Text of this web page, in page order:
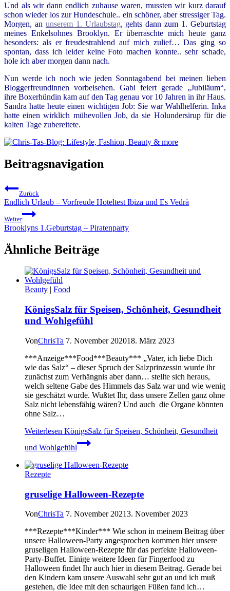
Und als wir dann endlich zuhause waren, mussten wir kurz darauf
schon wieder los zur Hundeschule.. ein schöner, aber stressiger Tag.
Morgen, an unserem 1. Urlaubstag, gehts dann zum 1. Geburtstag
meines Enkelsohnes Brooklyn. Er überraschte mich heute ganz
besonders: als er freudestrahlend auf mich zulief… Das ging so
spontan, dass ich leider keine Foto machen konnte.. sehr schade,
hole ich aber morgen dann nach.
Nun werde ich noch wie jeden Sonntagabend bei meinen lieben
Bloggerfreundinnen vorbeisehen. Gabi feiert gerade „Jubiläum“,
ihre Boxerhündin kam auf den Tag genau vor 10 Jahren in ihr Haus.
Sandra hatte heute einen wichtigen Job: Sie war Wahlhelferin. Inka
hatte einen wirklich mühevollen Job, da sie Holundersirup für die
kalten Tage zubereitete.
Beitragsnavigation
Zurück
Endlich Urlaub – Vorfreude Hoteltest Ibiza und Es Vedrà
Weiter
Brooklyns 1.Geburtstag – Piratenparty
Ähnliche Beiträge
Beauty | Food
KönigsSalz für Speisen, Schönheit, Gesundheit
und Wohlgefühl
VonChrisTa 7. November 202018. März 2023
***Anzeige***Food***Beauty*** „Vater, ich liebe Dich
wie das Salz“ – dieser Spruch der Salzprinzessin wurde ihr
zunächst zum Verhängnis aber dann… stellte sich heraus,
welch seltene Gabe des Himmels das Salz war und wie wenig
sie geschätzt wurde. Wußtet Ihr, dass unsere Zellen ganz ohne
Salz nicht lebensfähig wären? Und auch die Organe könnten
ohne Salz…
Weiterlesen KönigsSalz für Speisen, Schönheit, Gesundheit
und Wohlgefühl
Rezepte
gruselige Halloween-Rezepte
VonChrisTa 7. November 20213. November 2023
***Rezepte***Kinder*** Wie schon in meinem Beitrag über
unsere Halloween-Party angesprochen kommen hier unsere
gruseligen Halloween-Rezepte für das perfekte Halloween-
Party-Buffet. Einige weitere Ideen für Fingerfood zu
Halloween findet Ihr auch hier in diesem Beitrag. Gerade bei
den Kindern kam unsere Auswahl sehr gut an und ich muß
gestehen, die Idee mit den schaurigen Füßen fand ich…